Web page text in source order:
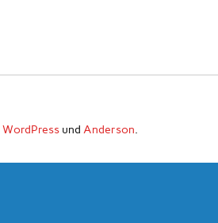
WordPressund Anderson.